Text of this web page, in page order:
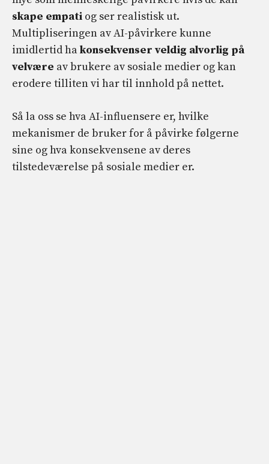
skape empati og ser realistisk ut.
Multipliseringen av AI-påvirkere kunne
imidlertid hakonsekvenser veldig alvorlig på
velvære av brukere av sosiale medier og kan
erodere tilliten vi har til innhold på nettet.
Så la oss se hva AI-influensere er, hvilke
mekanismer de bruker for å påvirke følgerne
sine og hva konsekvensene av deres
tilstedeværelse på sosiale medier er.